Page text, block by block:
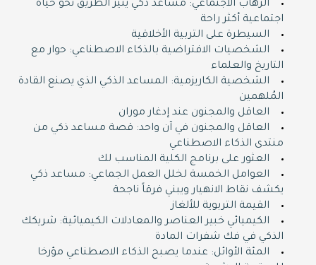
الرهاب الاجتماعي: مساعد ذكي ينير الطريق نحو حياة
اجتماعية أكثر راحة
السيطرة على التربية الأخلاقية
الشخصيات الافتراضية بالذكاء الاصطناعي: حوار مع
التاريخ والعلماء
الشخصية الكاريزمية: المساعد الذكي الذي يصنع القادة
المُلهمين
العاقل والمجنون عند إدغار موران
العاقل والمجنون في آن واحد: قصة مساعد ذكي من
منتدى الذكاء الاصطناعي
العثور على برنامج الكلية المناسب لك
العوامل الخمسة لخلل العمل الجماعي: مساعد ذكي
يكشف نقاط الانهيار ويبني فرقاً ناجحة
القيمة التربوية للألغاز
الكيميائي خبير العناصر والمعادلات الكيميائية: شريكك
الذكي في فك شفرات المادة
المئة الأوائل: عندما يصبح الذكاء الاصطناعي مؤرخا